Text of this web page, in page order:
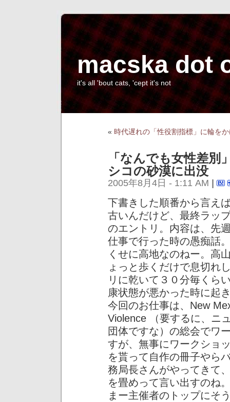
macska dot
it's all 'bout cats, 'cept it's not
« 時代遅れの「性役割指標」に輪を
「なんでも女性差
シコの砂漠に出没
2005年8月4日 - 1:11 AM
下書きした順番から言え
古いんだけど、最終ラッ
のエントリ。内容は、先
仕事で行った時の愚痴話
くせに高地なのねー。高
ょっと歩くだけで息切れ
リに乾いて３０分毎くら
康状態が悪かった時に起
今回のお仕事は、New
Violence （要するに、ニ
団体ですな）の総会でワ
すが、無事にワークショ
を貰って自作の冊子やら
務局長さんがやってきて
を畳めって言い出すのね
まー主催者のトップにそ